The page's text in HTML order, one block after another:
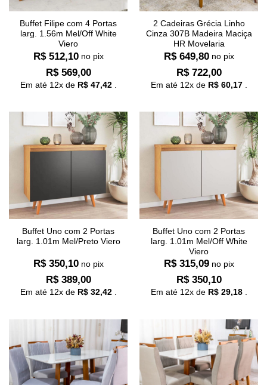
Buffet Filipe com 4 Portas
larg. 1.56m Mel/Off White
Viero
R$512,10 no pix
R$569,00
Em até 12x de R$47,42.
2 Cadeiras Grécia Linho
Cinza 307B Madeira Maciça
HR Movelaria
R$649,80 no pix
R$722,00
Em até 12x de R$60,17.
Buffet Uno com 2 Portas
larg. 1.01m Mel/Preto Viero
R$350,10 no pix
R$389,00
Em até 12x de R$32,42.
Buffet Uno com 2 Portas
larg. 1.01m Mel/Off White
Viero
R$315,09 no pix
R$350,10
Em até 12x de R$29,18.